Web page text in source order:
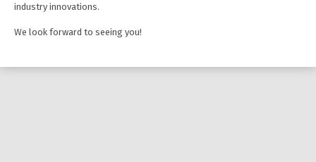
industry innovations.
We look forward to seeing you!